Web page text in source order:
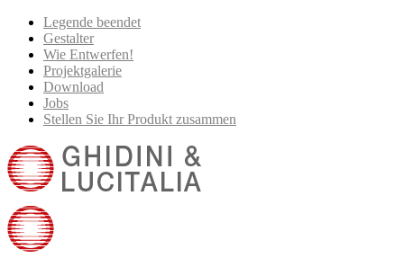
Legende beendet
Gestalter
Wie Entwerfen!
Projektgalerie
Download
Jobs
Stellen Sie Ihr Produkt zusammen